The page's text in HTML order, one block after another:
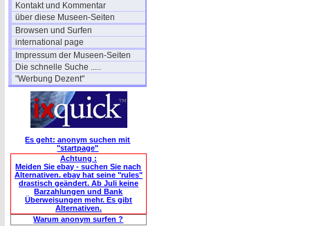
Kontakt und Kommentar
über diese Museen-Seiten
Browsen und Surfen
international page
Impressum der Museen-Seiten
Die schnelle Suche .....
"Werbung Dezent"
Es geht: anonym suchen mit
"startpage"
Achtung :
Meiden Sie ebay - suchen Sie nach
Alternativen. ebay hat seine "rules"
drastisch geändert. Ab Juli keine
Barzahlungen und Bank
Überweisungen mehr. Es gibt
Alternativen.
Warum anonym surfen ?